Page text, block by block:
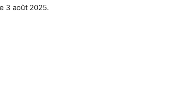
3 août 2025.